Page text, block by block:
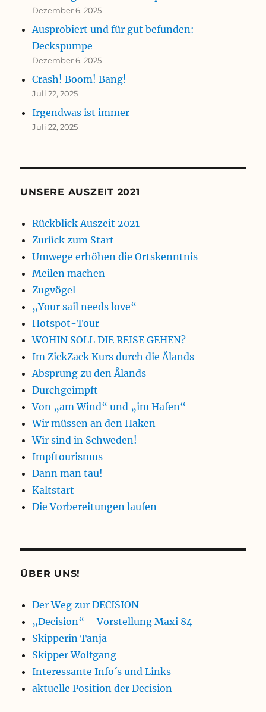
Dezember 6, 2025
Ausprobiert und für gut befunden:
Deckspumpe
Dezember 6, 2025
Crash! Boom! Bang!
Juli 22, 2025
Irgendwas ist immer
Juli 22, 2025
UNSERE AUSZEIT 2021
Rückblick Auszeit 2021
Zurück zum Start
Umwege erhöhen die Ortskenntnis
Meilen machen
Zugvögel
„Your sail needs love“
Hotspot-Tour
WOHIN SOLL DIE REISE GEHEN?
Im ZickZack Kurs durch die Ålands
Absprung zu den Ålands
Durchgeimpft
Von „am Wind“ und „im Hafen“
Wir müssen an den Haken
Wir sind in Schweden!
Impftourismus
Dann man tau!
Kaltstart
Die Vorbereitungen laufen
ÜBER UNS!
Der Weg zur DECISION
„Decision“ – Vorstellung Maxi 84
Skipperin Tanja
Skipper Wolfgang
Interessante Info´s und Links
aktuelle Position der Decision